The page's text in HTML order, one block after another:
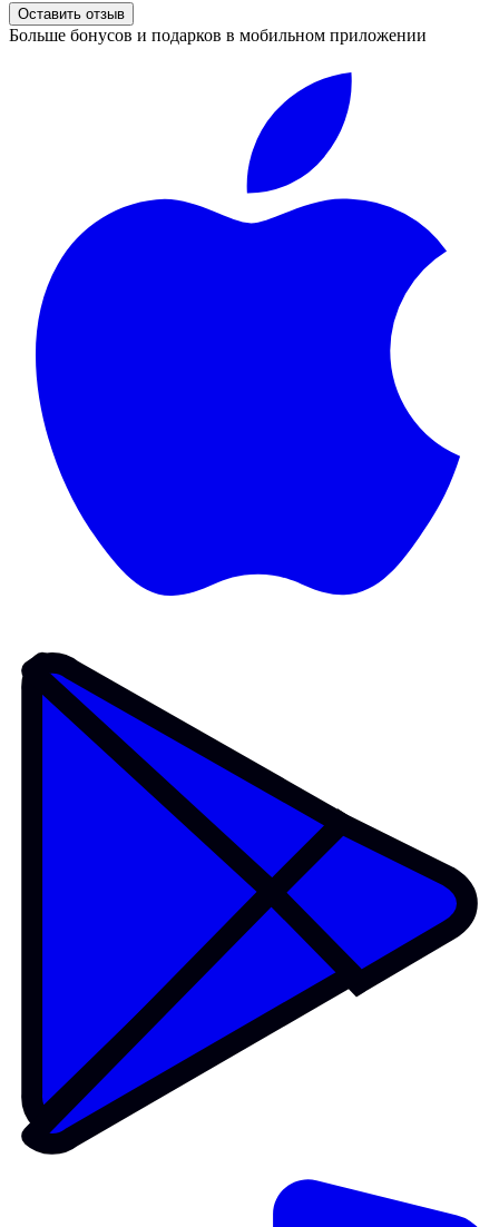
Оставить отзыв
Больше бонусов и подарков в мобильном приложении